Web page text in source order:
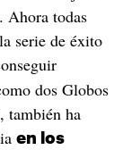
Ahora todas
serie de éxito
dos Globos
también ha
en los